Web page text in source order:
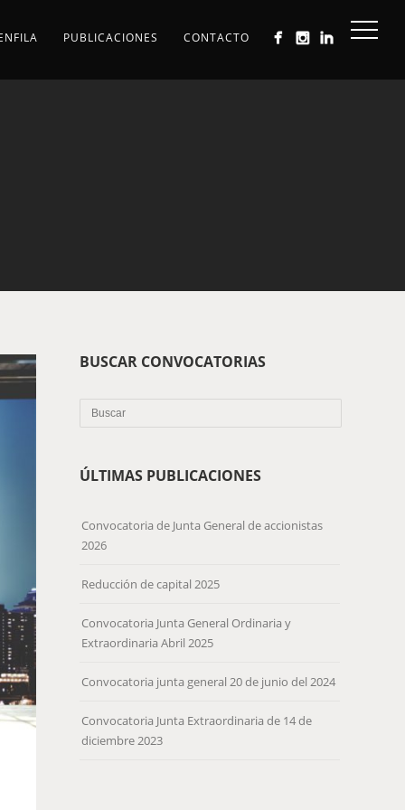
PUBLICACIONES CONTACTO
BUSCAR CONVOCATORIAS
ÚLTIMAS PUBLICACIONES
Convocatoria de Junta General de accionistas
2026
Reducción de capital 2025
Convocatoria Junta General Ordinaria y
Extraordinaria Abril 2025
Convocatoria junta general 20 de junio del 2024
Convocatoria Junta Extraordinaria de 14 de
diciembre 2023